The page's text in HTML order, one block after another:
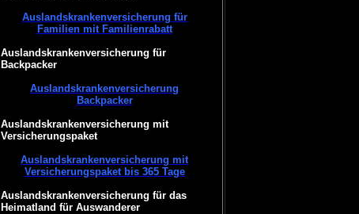
Auslandskrankenversicherung für
Familien mit Familienrabatt
Auslandskrankenversicherung für
Backpacker
Auslandskrankenversicherung
Backpacker
Auslandskrankenversicherung mit
Versicherungspaket
Auslandskrankenversicherung mit
Versicherungspaket bis 365 Tage
Auslandskrankenversicherung für das
Heimatland für Auswanderer